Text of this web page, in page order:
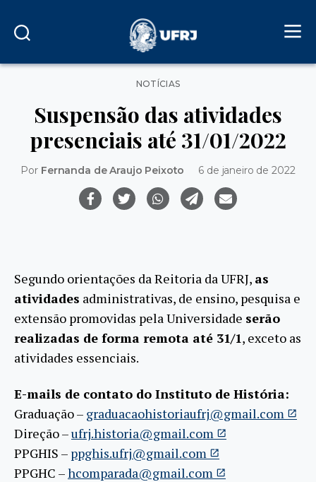
Categorias
NOTÍCIAS
Suspensão das atividades
presenciais até 31/01/2022
Por Fernanda de Araujo Peixoto 6 de janeiro de 2022
Segundo orientações da Reitoria da UFRJ, as
atividades administrativas, de ensino, pesquisa e
extensão promovidas pela Universidade serão
realizadas de forma remota até 31/1, exceto as
atividades essenciais.
E-mails de contato do Instituto de História:
Graduação – graduacaohistoriaufrj@gmail.com
Direção –ufrj.historia@gmail.com
PPGHIS – ppghis.ufrj@gmail.com
PPGHC –hcomparada@gmail.com